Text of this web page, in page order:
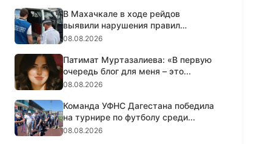
В Махачкале в ходе рейдов
выявили нарушения правил
пассажирс...
08.08.2026
Патимат Муртазалиева: «В первую
очередь блог для меня – это...
08.08.2026
Команда УФНС Дагестана победила
на турнире по футболу среди...
08.08.2026